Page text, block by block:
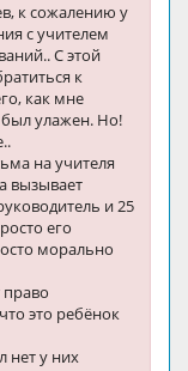
к сожалению у
с учителем
С этой
к
как мне
был улажен. Но!
на учителя
вызывает
и 25
его
морально
это ребёнок
нет у них